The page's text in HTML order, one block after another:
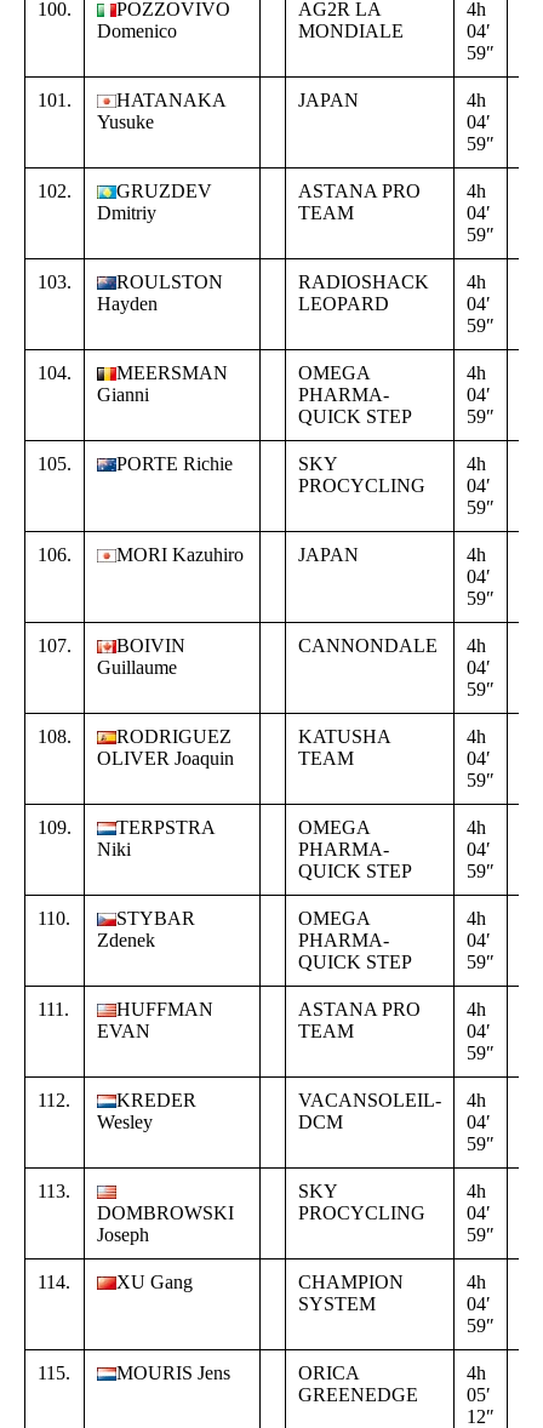
100.
POZZOVIVO
Domenico
AG2R LA
MONDIALE
4h
04′
59″
101.
HATANAKA
Yusuke
JAPAN
4h
04′
59″
102.
GRUZDEV
Dmitriy
ASTANA PRO
TEAM
4h
04′
59″
103.
ROULSTON
Hayden
RADIOSHACK
LEOPARD
4h
04′
59″
104.
MEERSMAN
Gianni
OMEGA
PHARMA-
QUICK STEP
4h
04′
59″
105. PORTE Richie
SKY
PROCYCLING
4h
04′
59″
106. MORI Kazuhiro JAPAN
4h
04′
59″
107.
BOIVIN
Guillaume
CANNONDALE
4h
04′
59″
108.
RODRIGUEZ
OLIVER Joaquin
KATUSHA
TEAM
4h
04′
59″
109.
TERPSTRA
Niki
OMEGA
PHARMA-
QUICK STEP
4h
04′
59″
110.
STYBAR
Zdenek
OMEGA
PHARMA-
QUICK STEP
4h
04′
59″
111.
HUFFMAN
EVAN
ASTANA PRO
TEAM
4h
04′
59″
112.
KREDER
Wesley
VACANSOLEIL-
DCM
4h
04′
59″
113.
DOMBROWSKI
Joseph
SKY
PROCYCLING
4h
04′
59″
114. XU Gang
CHAMPION
SYSTEM
4h
04′
59″
115. MOURIS Jens
ORICA
GREENEDGE
4h
05′
12″